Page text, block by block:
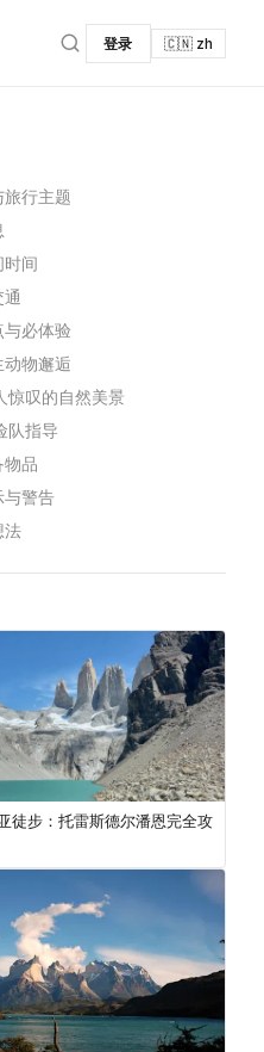
登录 🇨🇳 zh
旅行主题
时间
必体验
动物邂逅
惊叹的自然美景
队指导
物品
与警告
法
徒步：托雷斯德尔潘恩完全攻